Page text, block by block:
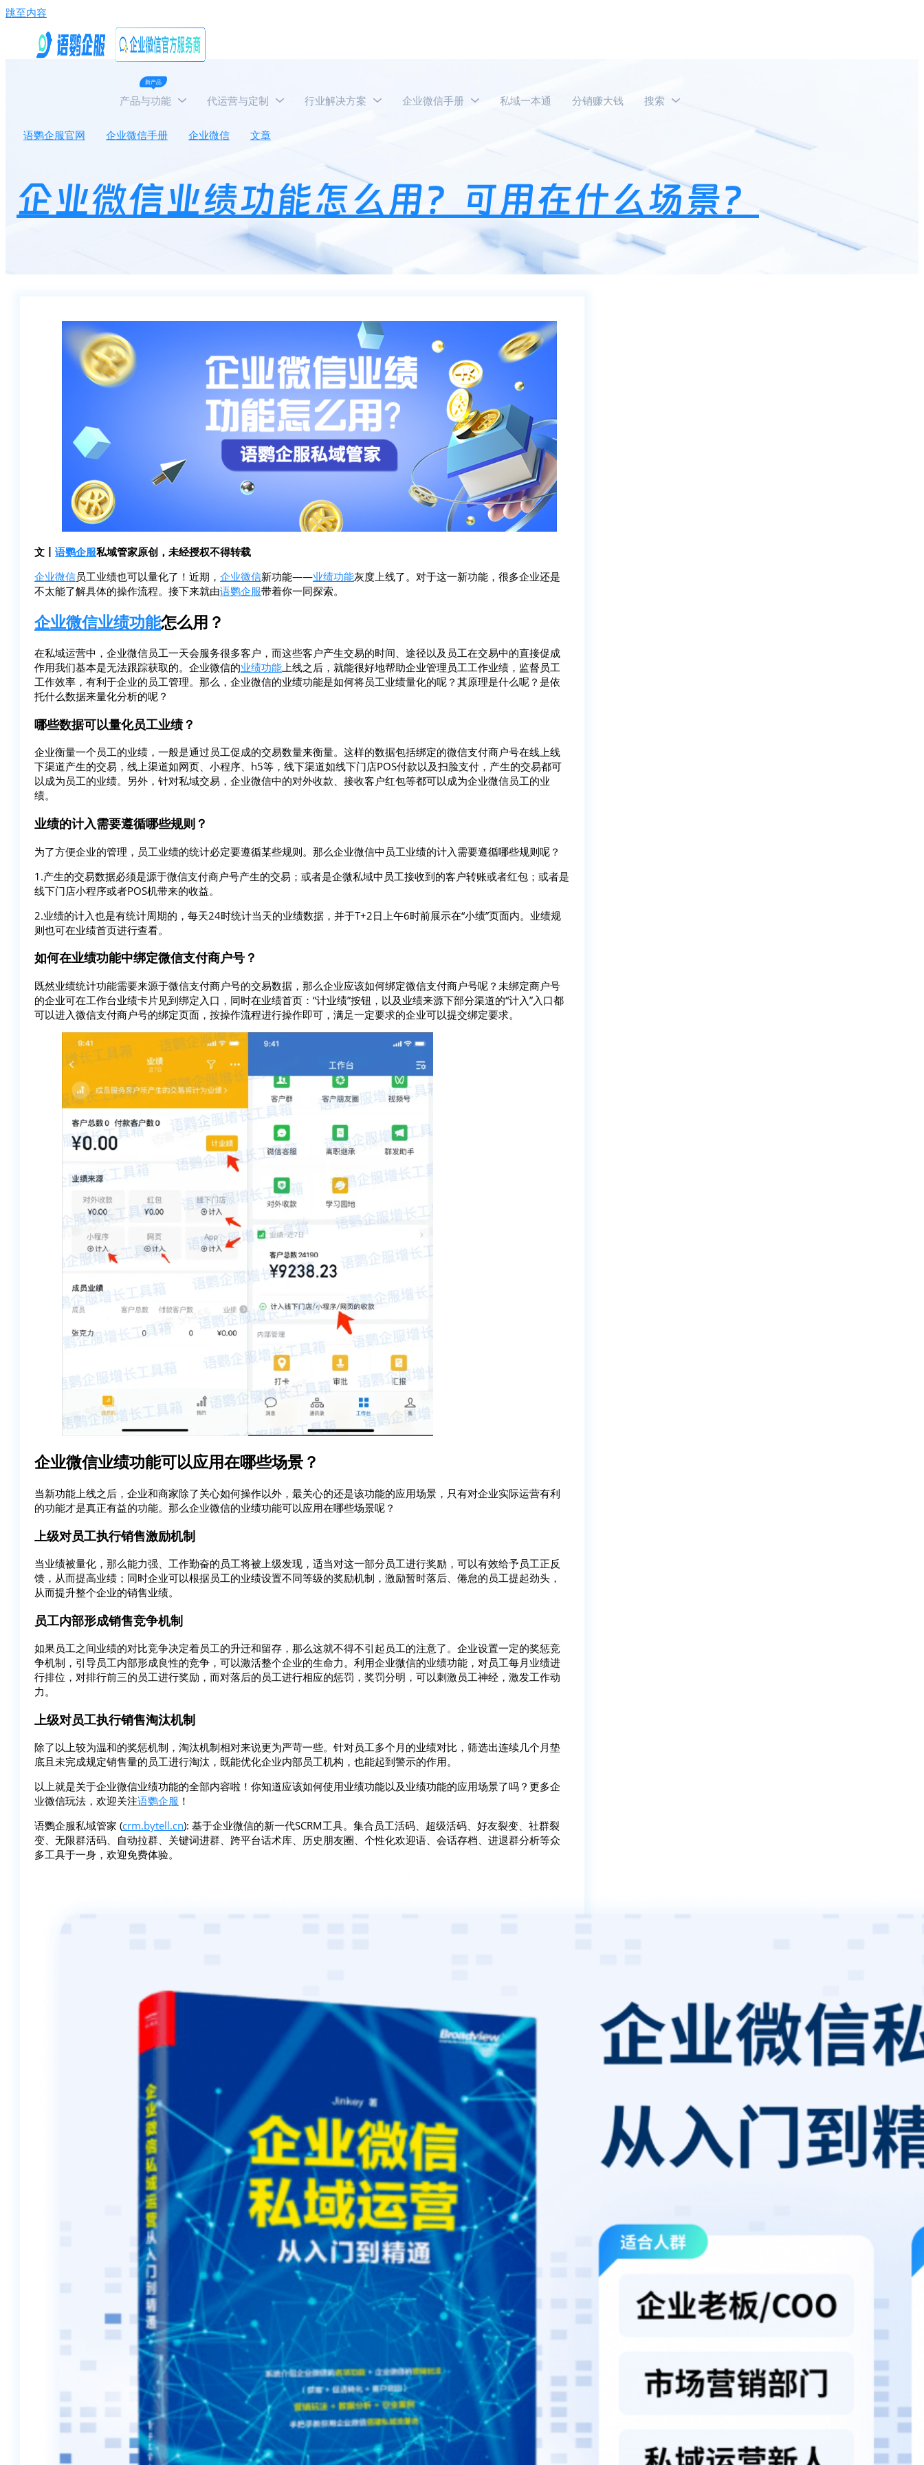
跳至内容
新产品
产品与功能 代运营与定制 行业解决方案 企业微信手册 私域一本通 分销赚大钱 搜索
语鹦企服官网 企业微信手册 企业微信 文章
企业微信业绩功能怎么用？可用在什么场景？
文丨 语鹦企服私域管家原创，未经授权不得转载
企业微信员工业绩也可以量化了！近期， 企业微信新功能——业绩功能灰度上线了。对于这一新功能，很多企业还是
不太能了解具体的操作流程。接下来就由语鹦企服带着你一同探索。
企业微信业绩功能怎么用？
在私域运营中，企业微信员工一天会服务很多客户，而这些客户产生交易的时间、途径以及员工在交易中的直接促成
作用我们基本是无法跟踪获取的。企业微信的业绩功能上线之后，就能很好地帮助企业管理员工工作业绩，监督员工
工作效率，有利于企业的员工管理。那么，企业微信的业绩功能是如何将员工业绩量化的呢？其原理是什么呢？是依
托什么数据来量化分析的呢？
哪些数据可以量化员工业绩？
企业衡量一个员工的业绩，一般是通过员工促成的交易数量来衡量。这样的数据包括绑定的微信支付商户号在线上线
下渠道产生的交易，线上渠道如网页、小程序、h5等，线下渠道如线下门店POS付款以及扫脸支付，产生的交易都可
以成为员工的业绩。另外，针对私域交易，企业微信中的对外收款、接收客户红包等都可以成为企业微信员工的业
绩。
业绩的计入需要遵循哪些规则？
为了方便企业的管理，员工业绩的统计必定要遵循某些规则。那么企业微信中员工业绩的计入需要遵循哪些规则呢？
1.产生的交易数据必须是源于微信支付商户号产生的交易；或者是企微私域中员工接收到的客户转账或者红包；或者是
线下门店小程序或者POS机带来的收益。
2.业绩的计入也是有统计周期的，每天24时统计当天的业绩数据，并于T+2日上午6时前展示在“小绩”页面内。业绩规
则也可在业绩首页进行查看。
如何在业绩功能中绑定微信支付商户号？
既然业绩统计功能需要来源于微信支付商户号的交易数据，那么企业应该如何绑定微信支付商户号呢？未绑定商户号
的企业可在工作台业绩卡片见到绑定入口，同时在业绩首页：“计业绩”按钮，以及业绩来源下部分渠道的“计入”入口都
可以进入微信支付商户号的绑定页面，按操作流程进行操作即可，满足一定要求的企业可以提交绑定要求。
企业微信业绩功能可以应用在哪些场景？
当新功能上线之后，企业和商家除了关心如何操作以外，最关心的还是该功能的应用场景，只有对企业实际运营有利
的功能才是真正有益的功能。那么企业微信的业绩功能可以应用在哪些场景呢？
上级对员工执行销售激励机制
当业绩被量化，那么能力强、工作勤奋的员工将被上级发现，适当对这一部分员工进行奖励，可以有效给予员工正反
馈，从而提高业绩；同时企业可以根据员工的业绩设置不同等级的奖励机制，激励暂时落后、倦怠的员工提起劲头，
从而提升整个企业的销售业绩。
员工内部形成销售竞争机制
如果员工之间业绩的对比竞争决定着员工的升迁和留存，那么这就不得不引起员工的注意了。企业设置一定的奖惩竞
争机制，引导员工内部形成良性的竞争，可以激活整个企业的生命力。利用企业微信的业绩功能，对员工每月业绩进
行排位，对排行前三的员工进行奖励，而对落后的员工进行相应的惩罚，奖罚分明，可以刺激员工神经，激发工作动
力。
上级对员工执行销售淘汰机制
除了以上较为温和的奖惩机制，淘汰机制相对来说更为严苛一些。针对员工多个月的业绩对比，筛选出连续几个月垫
底且未完成规定销售量的员工进行淘汰，既能优化企业内部员工机构，也能起到警示的作用。
以上就是关于企业微信业绩功能的全部内容啦！你知道应该如何使用业绩功能以及业绩功能的应用场景了吗？更多企
业微信玩法，欢迎关注语鹦企服 ！
语鹦企服私域管家 (crm.bytell.cn): 基于企业微信的新一代SCRM工具。集合员工活码、超级活码、好友裂变、社群裂
变、无限群活码、自动拉群、关键词进群、跨平台话术库、历史朋友圈、个性化欢迎语、会话存档、进退群分析等众
多工具于一身，欢迎免费体验。